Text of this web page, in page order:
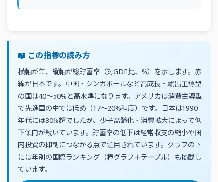
📖 この指標の読み方
横軸が年、縦軸が総貯蓄率（対GDP比、%）を示します。赤
線が日本です。中国・シンガポールなど高成長・輸出主導型
の国は40〜50%と高水準になります。アメリカは消費主導型
で先進国の中では低め（17〜20%程度）です。日本は1990
年代には30%超でしたが、少子高齢化・消費拡大によって低
下傾向が続いています。貯蓄率の低下は経常収支の縮小や国
内投資の抑制につながる点で注目されています。グラフの下
には年別の国際ランキング（棒グラフ＋テーブル）も掲載し
ています。